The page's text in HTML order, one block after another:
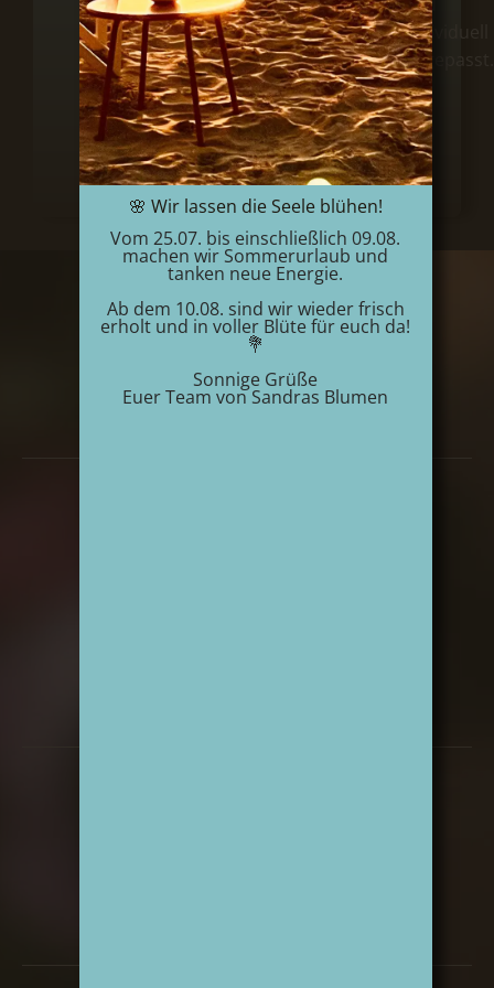
Sie
sie
in
unserem
Liefergebiet
liefern.
individuell
angepasst.
Adresse
Kupferdreher Str. 142
🌸 Wir lassen die Seele blühen!
Vom 25.07. bis einschließlich 09.08.
machen wir Sommerurlaub und
tanken neue Energie.
Ab dem 10.08. sind wir wieder frisch
erholt und in voller Blüte für euch da!
💐
Sonnige Grüße
Euer Team von Sandras Blumen